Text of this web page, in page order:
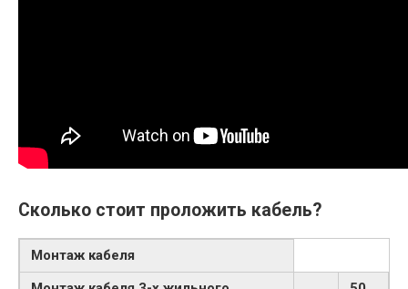
Сколько стоит проложить кабель?
Монтаж кабеля